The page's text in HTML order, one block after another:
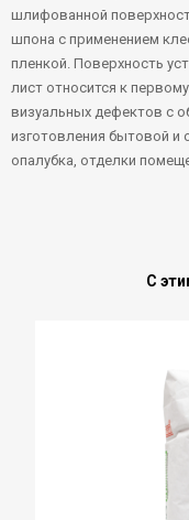
шлифованной
шпона с применением
пленкой. Поверхность
лист относится к
визуальных дефектов с
изготовления бытовой и
опалубка, отделки
С